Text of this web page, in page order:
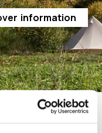
information